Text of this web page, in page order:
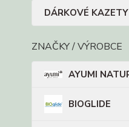
DÁRKOVÉ KAZETY
ZNAČKY / VÝROBCE
AYUMI
BIOGLIDE